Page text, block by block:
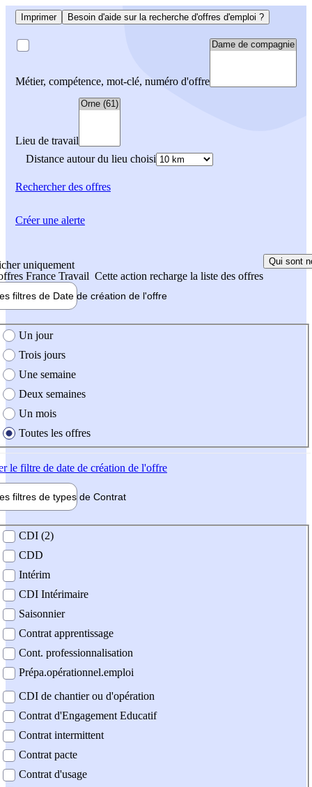
Imprimer Besoin d'aide sur la recherche d'offres d'emploi ?
Métier, compétence, mot-clé, numéro d'offre
Lieu de travail
Distance autour du lieu choisi
Rechercherdes offres
uniquement
France Travail Cette action recharge la liste des offres
Qui sont
filtres de Date de création de l'offre
création de l'offre
Un jour
Trois jours
Une semaine
Deux semaines
Un mois
Toutes les offres
le filtre de date de création de l'offre
filtres de types de Contrat
contrat
CDI (2)
CDD
Intérim
CDI Intérimaire
Saisonnier
Contrat apprentissage
Cont. professionnalisation
Prépa.opérationnel.emploi
CDI de chantier ou d'opération
Contrat d'Engagement Educatif
Contrat intermittent
Contrat pacte
Contrat d'usage
Créer une alerte